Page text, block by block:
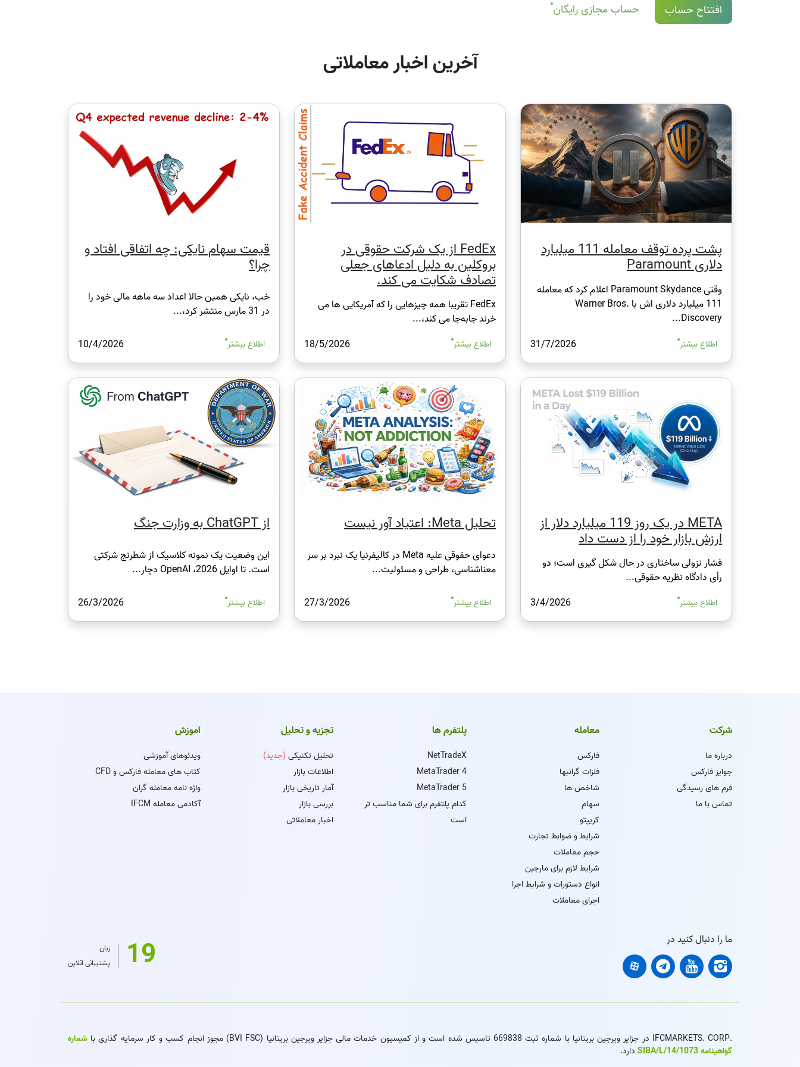
جزئیات بیشتر در صفحۀ مربوط به "
افتتاح حساب حساب مجازی رایگان
آخرین اخبار معاملاتی
پشت پرده توقف معامله 111 میلیارد
دلاری Paramount
وقتی Paramount Skydance اعلام کرد که معامله
111 میلیارد دلاری اش با Warner Bros.
Discovery...
اطلاع بیشتر 31/7/2026
FedEx از یک شرکت حقوقی در
بروکلین به دلیل ادعاهای جعلی
تصادف شکایت می‌ کند.
FedEx تقریبا همه چیزهایی را که آمریکایی‌ ها می
‌خرند جابه‌جا می‌ کند،...
اطلاع بیشتر 18/5/2026
قیمت سهام نایکی: چه اتفاقی افتاد و
چرا؟
خب، نایکی همین حالا اعداد سه‌ ماهه مالی خود را
در 31 مارس منتشر کرد،...
اطلاع بیشتر 10/4/2026
META در یک روز 119 میلیارد دلار از
ارزش بازار خود را از دست داد
فشار نزولی ساختاری در حال شکل‌ گیری است؛ دو
رأی دادگاه نظریه حقوقی...
اطلاع بیشتر 3/4/2026
تحلیل Meta: اعتیاد آور نیست
دعوای حقوقی علیه Meta در کالیفرنیا یک نبرد بر سر
معناشناسی، طراحی و مسئولیت...
اطلاع بیشتر 27/3/2026
از ChatGPT به وزارت جنگ
این وضعیت یک نمونه کلاسیک از شطرنج شرکتی
است. تا اوایل 2026، OpenAI دچار...
اطلاع بیشتر 26/3/2026
شرکت
درباره ما
جوایز فارکس
فرم های رسیدگی
تماس با ما
معامله
فارکس
فلزات گرانبها
شاخص ها
سهام
کریپتو
شرایط و ضوابط تجارت
حجم معاملات
شرایط لازم برای مارجین
انواع دستورات و شرایط اجرا
اجرای معاملات
پلتفرم ها
NetTradeX
MetaTrader 4
MetaTrader 5
کدام پلتفرم برای شما مناسب تر
است
تجزیه و تحلیل
تحلیل تکنیکی(جدید)
اطلاعات بازار
آمار تاریخی بازار
بررسی بازار
اخبار معاملاتی
آموزش
ویدئوهای آموزشی
کتاب های معامله فارکس و CFD
واژه نامه معامله گران
آکادمی معامله IFCM
ما را دنبال کنید در 19
زبان
پشتیبانی آنلاین
.IFCMARKETS. CORP در جزایر ویرجین بریتانیا با شماره ثبت 669838 تاسیس شده است و از کمیسیون خدمات مالی جزایر ویرجین بریتانیا (BVI FSC) مجوز انجام کسب و کار سرمایه گذاری با
شماره
گواهینامه SIBA/L/14/1073
دارد.